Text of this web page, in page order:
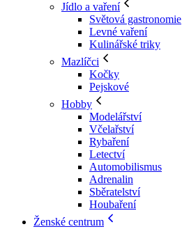
Jídlo a vaření
Světová gastronomie
Levné vaření
Kulinářské triky
Mazlíčci
Kočky
Pejskové
Hobby
Modelářství
Včelařství
Rybaření
Letectví
Automobilismus
Adrenalin
Sběratelství
Houbaření
Ženské centrum